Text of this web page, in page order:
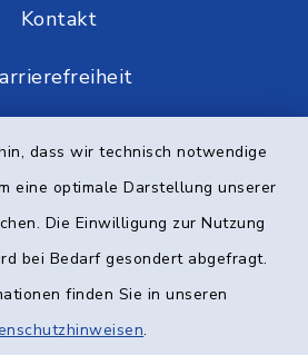
dass wir technisch notwendige
eine optimale Darstellung unserer
Die Einwilligung zur Nutzung
bei Bedarf gesondert abgefragt.
finden Sie in unseren
.
Kontakt
Impressum
Kommunikation
Sitemap